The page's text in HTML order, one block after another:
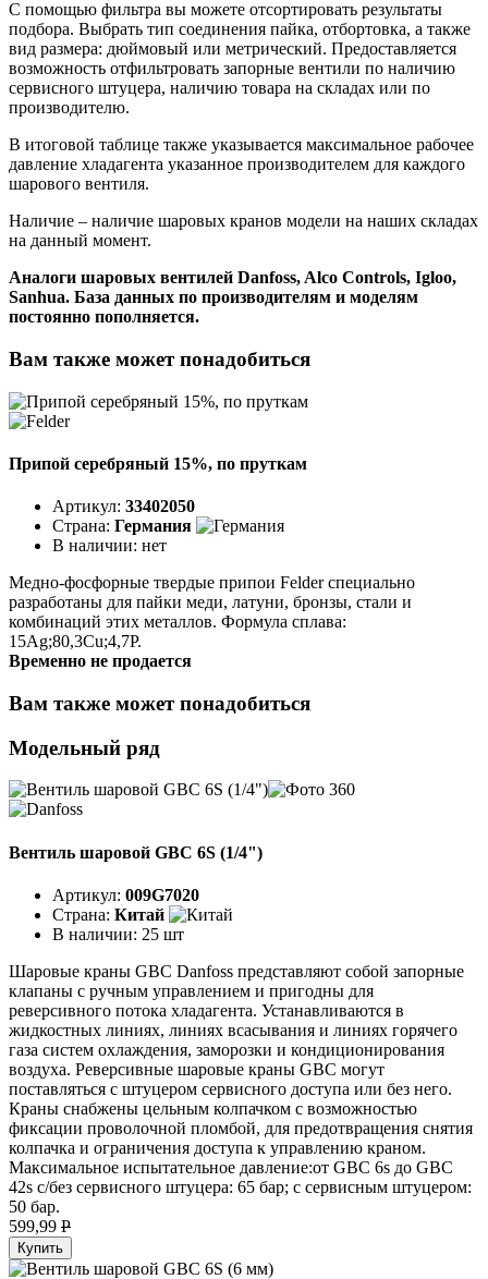
С помощью фильтра вы можете отсортировать результаты
подбора. Выбрать тип соединения пайка, отбортовка, а также
вид размера: дюймовый или метрический. Предоставляется
возможность отфильтровать запорные вентили по наличию
сервисного штуцера, наличию товара на складах или по
производителю.
В итоговой таблице также указывается максимальное рабочее
давление хладагента указанное производителем для каждого
шарового вентиля.
Наличие – наличие шаровых кранов модели на наших складах
на данный момент.
Аналоги шаровых вентилей Danfoss, Alco Controls, Igloo,
Sanhua. База данных по производителям и моделям
постоянно пополняется.
Вам также может понадобиться
Припой серебряный 15%, по пруткам
Артикул: 33402050
Страна: Германия
В наличии: нет
Медно-фосфорные твердые припои Felder специально
разработаны для пайки меди, латуни, бронзы, стали и
комбинаций этих металлов. Формула сплава:
15Ag;80,3Cu;4,7P.
Временно не продается
Вам также может понадобиться
Модельный ряд
Вентиль шаровой GBC 6S (1/4")
Артикул: 009G7020
Страна: Китай
В наличии: 25 шт
Шаровые краны GBC Danfoss представляют собой запорные
клапаны с ручным управлением и пригодны для
реверсивного потока хладагента. Устанавливаются в
жидкостных линиях, линиях всасывания и линиях горячего
газа систем охлаждения, заморозки и кондиционирования
воздуха. Реверсивные шаровые краны GBC могут
поставляться с штуцером сервисного доступа или без него.
Краны снабжены цельным колпачком с возможностью
фиксации проволочной пломбой, для предотвращения снятия
колпачка и ограничения доступа к управлению краном.
Максимальное испытательное давление:от GBC 6s до GBC
42s с/без сервисного штуцера: 65 бар; с сервисным штуцером:
50 бар.
599,99 P
Купить